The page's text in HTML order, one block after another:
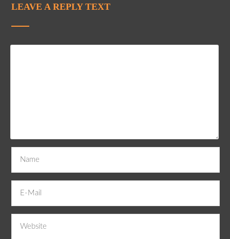
LEAVE A REPLY TEXT